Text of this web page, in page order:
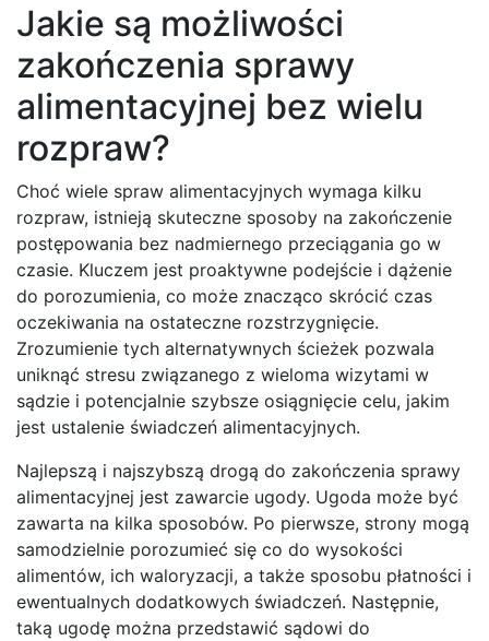
Jakie są możliwości
zakończenia sprawy
alimentacyjnej bez wielu
rozpraw?
Choć wiele spraw alimentacyjnych wymaga kilku
rozpraw, istnieją skuteczne sposoby na zakończenie
postępowania bez nadmiernego przeciągania go w
czasie. Kluczem jest proaktywne podejście i dążenie
do porozumienia, co może znacząco skrócić czas
oczekiwania na ostateczne rozstrzygnięcie.
Zrozumienie tych alternatywnych ścieżek pozwala
uniknąć stresu związanego z wieloma wizytami w
sądzie i potencjalnie szybsze osiągnięcie celu, jakim
jest ustalenie świadczeń alimentacyjnych.
Najlepszą i najszybszą drogą do zakończenia sprawy
alimentacyjnej jest zawarcie ugody. Ugoda może być
zawarta na kilka sposobów. Po pierwsze, strony mogą
samodzielnie porozumieć się co do wysokości
alimentów, ich waloryzacji, a także sposobu płatności i
ewentualnych dodatkowych świadczeń. Następnie,
taką ugodę można przedstawić sądowi do